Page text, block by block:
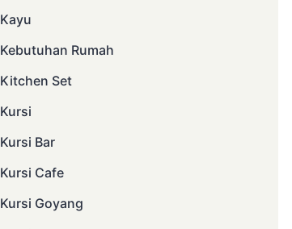
Kayu
Kebutuhan Rumah
Kitchen Set
Kursi
Kursi Bar
Kursi Cafe
Kursi Goyang